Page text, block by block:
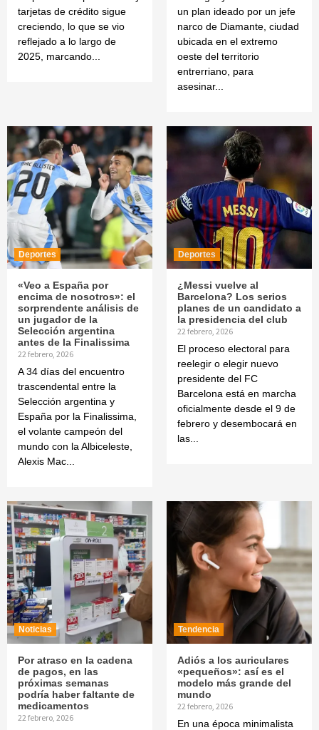
tarjetas de crédito sigue
creciendo, lo que se vio
reflejado a lo largo de
2025, marcando...
un plan ideado por un jefe
narco de Diamante, ciudad
ubicada en el extremo
oeste del territorio
entrerriano, para
asesinar...
Deportes
«Veo a España por
encima de nosotros»: el
sorprendente análisis de
un jugador de la
Selección argentina
antes de la Finalissima
22 febrero, 2026
A 34 días del encuentro
trascendental entre la
Selección argentina y
España por la Finalissima,
el volante campeón del
mundo con la Albiceleste,
Alexis Mac...
Deportes
¿Messi vuelve al
Barcelona? Los serios
planes de un candidato a
la presidencia del club
22 febrero, 2026
El proceso electoral para
reelegir o elegir nuevo
presidente del FC
Barcelona está en marcha
oficialmente desde el 9 de
febrero y desembocará en
las...
Noticias
Por atraso en la cadena
de pagos, en las
próximas semanas
podría haber faltante de
medicamentos
22 febrero, 2026
Tendencia
Adiós a los auriculares
«pequeños»: así es el
modelo más grande del
mundo
22 febrero, 2026
En una época minimalista